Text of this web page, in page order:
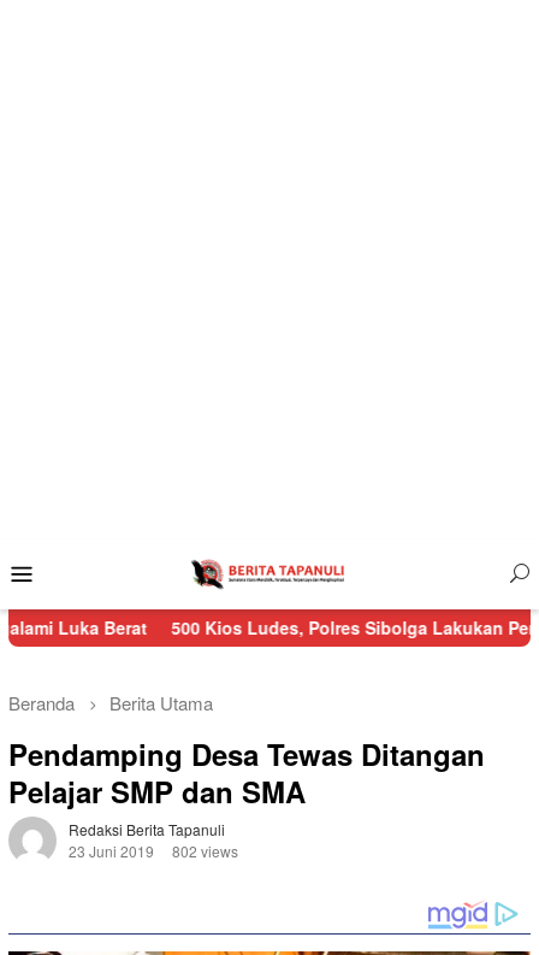
Mobile
500 Kios Ludes, Polres Sibolga Lakukan Pengamanan
Beranda Berita Utama
Pendamping Desa Tewas Ditangan
Pelajar SMP dan SMA
Redaksi Berita Tapanuli
23 Juni 2019
802 views